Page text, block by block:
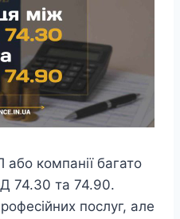
або компанії багато
74.30 та 74.90.
послуг, але